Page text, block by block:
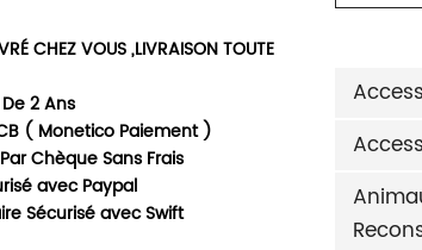
CHEZ VOUS ,LIVRAISON TOUTE
2 Ans
( Monetico Paiement )
Chèque Sans Frais
avec Paypal
Sécurisé avec Swift